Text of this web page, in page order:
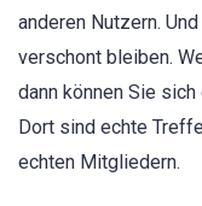
anderen Nutzern.
verschont bleiben.
dann können Sie
Dort sind echte
echten Mitgliedern.